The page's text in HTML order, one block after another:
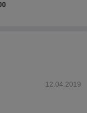
12.04.2019